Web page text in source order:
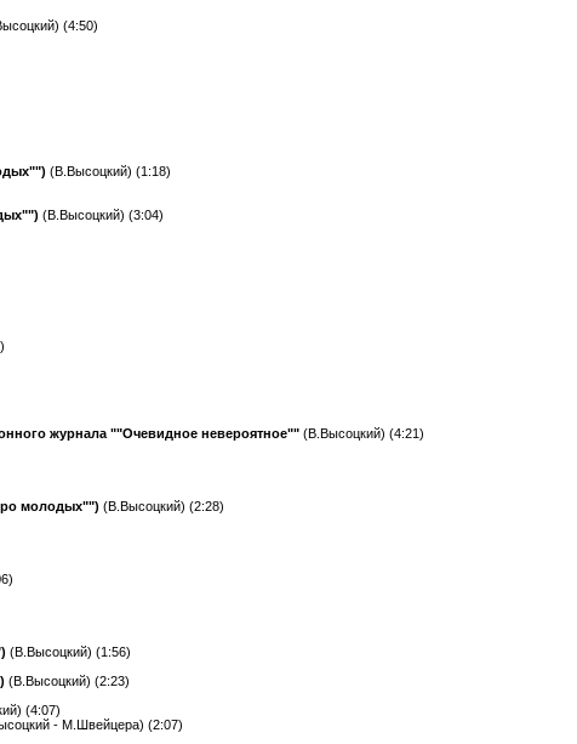
(4:50)
(В.Высоцкий) (1:18)
(В.Высоцкий) (3:04)
журнала ""Очевидное невероятное"" (В.Высоцкий) (4:21)
молодых"") (В.Высоцкий) (2:28)
(В.Высоцкий) (1:56)
(В.Высоцкий) (2:23)
(4:07)
- М.Швейцера) (2:07)